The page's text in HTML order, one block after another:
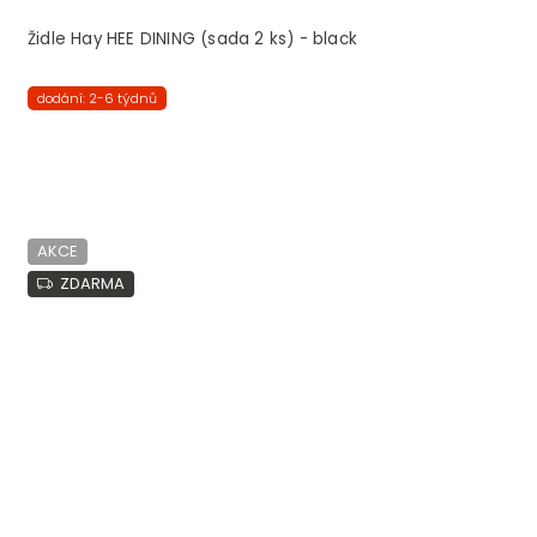
Židle Hay HEE DINING (sada 2 ks) - black
dodání: 2-6 týdnů
AKCE
ZDARMA